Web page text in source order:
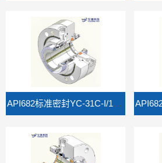
API682标准密封YC-31C-I/1CW-FL/FX